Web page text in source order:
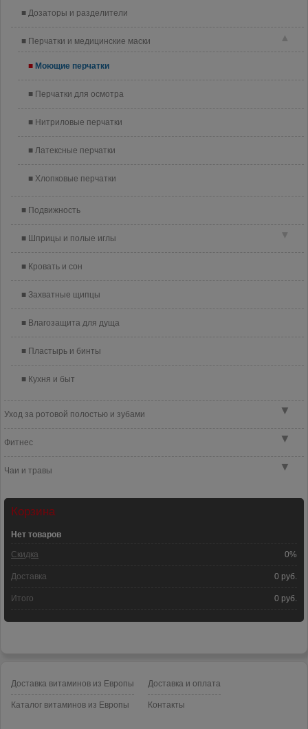
Дозаторы и разделители
▲
Перчатки и медицинские маски
Моющие перчатки
Перчатки для осмотра
Нитриловые перчатки
Латексные перчатки
Хлопковые перчатки
Подвижность
▼
Шприцы и полые иглы
Кровать и сон
Захватные щипцы
Влагозащита для дуща
Пластырь и бинты
Кухня и быт
▼
Уход за ротовой полостью и зубами
▼
Фитнес
▼
Чаи и травы
Корзина
Нет товаров
Скидка 0%
Доставка 0 руб.
Итого 0 руб.
Доставка витаминов из Европы
Каталог витаминов из Европы
Доставка и оплата
Контакты